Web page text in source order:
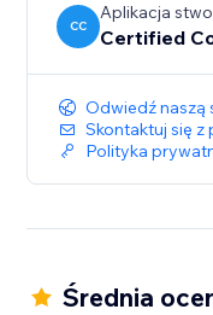
CC
Aplikacja
Certified
Odwiedź naszą
Skontaktuj się z
Polityka
Średnia